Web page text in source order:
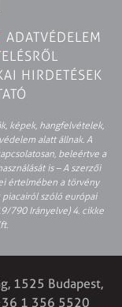
ADATVÉDELEM
HIRDETÉSEK
képek, hangfelvételek,
alatt állnak. A
beleértve a
is – A szerzői
értelmében a törvény
piacairól szóló európai
790 Irányelve) 4. cikke
1525 Budapest,
1 356 5520